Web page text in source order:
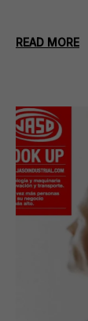
READ MORE